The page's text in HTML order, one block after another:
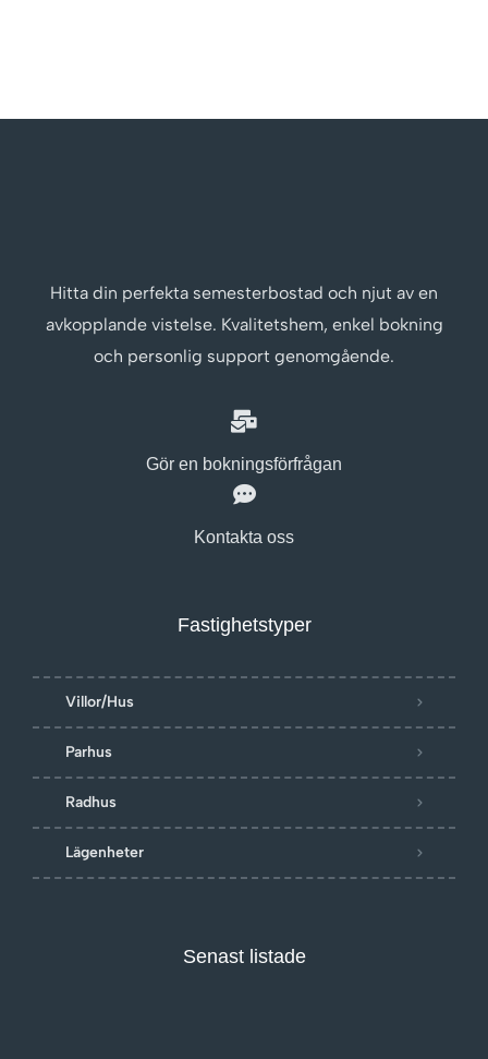
Hitta din perfekta semesterbostad och njut av en
avkopplande vistelse. Kvalitetshem, enkel bokning
och personlig support genomgående.
Gör en bokningsförfrågan
Kontakta oss
Fastighetstyper
Villor/Hus
Parhus
Radhus
Lägenheter
Senast listade